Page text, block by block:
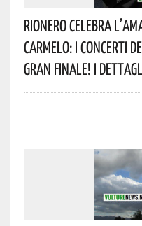
Rionero Celebra
Carmelo: I Concerti
Gran Finale! I